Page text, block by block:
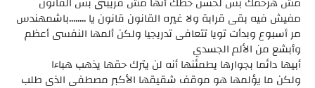
مفيش فيه بقى قرابة ولا غيره القانون قانون يا ........باشمهندس
مر أسبوع وبدأت تويا تتعافى تدريجيا ولكن ألمها النفسى أعظم
وأبشع من الألم الجسدي
أبيها دائما بجوارها يطمئنها أنه لن يترك حقها يذهب هباءا
ولكن ما يؤلمها هو موقف شقيقها الأكبر مصطفى الذى طلب